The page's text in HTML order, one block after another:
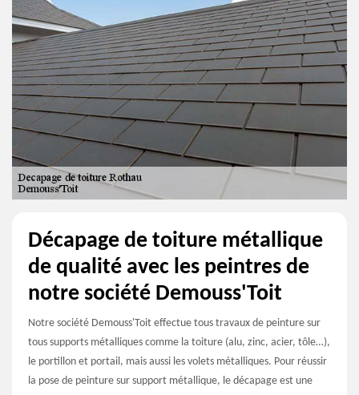
Décapage de toiture métallique
de qualité avec les peintres de
notre société Demouss'Toit
Notre société Demouss'Toit effectue tous travaux de peinture sur
tous supports métalliques comme la toiture (alu, zinc, acier, tôle…),
le portillon et portail, mais aussi les volets métalliques. Pour réussir
la pose de peinture sur support métallique, le décapage est une